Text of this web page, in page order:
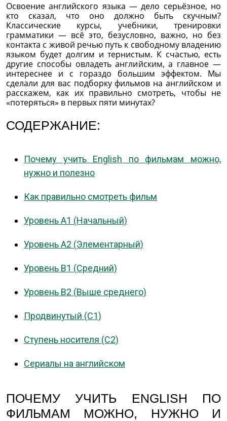
Освоение английского языка — дело серьёзное, но
кто сказал, что оно должно быть скучным?
Классические курсы, учебники, тренировки
грамматики — всё это, безусловно, важно, но без
контакта с живой речью путь к свободному владению
языком будет долгим и тернистым. К счастью, есть
другие способы овладеть английским, а главное —
интереснее и с гораздо большим эффектом. Мы
сделали для вас подборку фильмов на английском и
расскажем, как их правильно смотреть, чтобы не
«потеряться» в первых пяти минутах?
СОДЕРЖАНИЕ:
Почему учить English по фильмам можно,
нужно и полезно
Как правильно смотреть фильм
Уровень A1 (Начальный)
Уровень A2 (Элементарный)
Уровень B1 (Средний)
Уровень B2 (Выше среднего)
Продвинутый (C1)
Ступень носителя (C2)
Сериалы на английском
ПОЧЕМУ УЧИТЬ ENGLISH ПО
ФИЛЬМАМ МОЖНО, НУЖНО И